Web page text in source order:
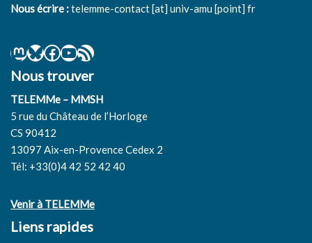
Editoriale, 2016, 9788836635573.⟨hal-01474176⟩
Nous écrire :telemme-contact [at] univ-amu [point] fr
Nous trouver
TELEMMe – MMSH
5 rue du Château de l’Horloge
CS 90412
13097 Aix-en-Provence Cedex 2
Tél: +33(0)4 42 52 42 40
Venir à TELEMMe
Liens rapides